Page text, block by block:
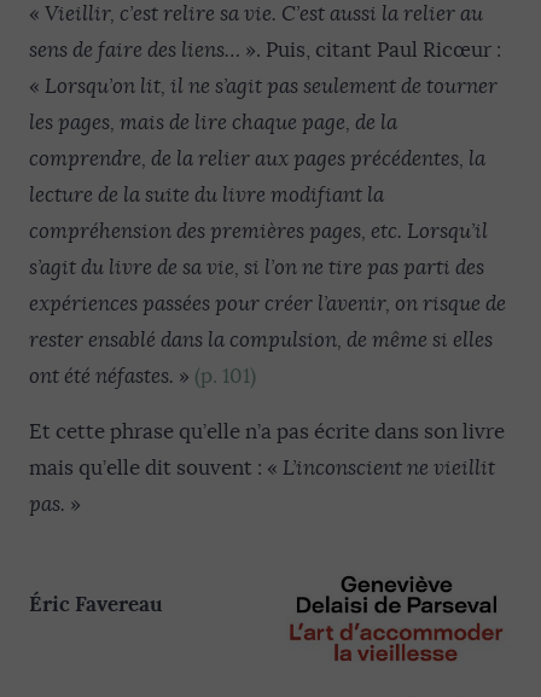
« Vieillir, c’est relire sa vie. C’est aussi la relier au
sens de faire des liens… ». Puis, citant Paul Ricœur :
« Lorsqu’on lit, il ne s’agit pas seulement de tourner
les pages, mais de lire chaque page, de la
comprendre, de la relier aux pages précédentes, la
lecture de la suite du livre modifiant la
compréhension des premières pages, etc. Lorsqu’il
s’agit du livre de sa vie, si l’on ne tire pas parti des
expériences passées pour créer l’avenir, on risque de
rester ensablé dans la compulsion, de même si elles
ont été néfastes. » (p. 101)
Et cette phrase qu’elle n’a pas écrite dans son livre
mais qu’elle dit souvent : « L’inconscient ne vieillit
pas. »
Éric Favereau